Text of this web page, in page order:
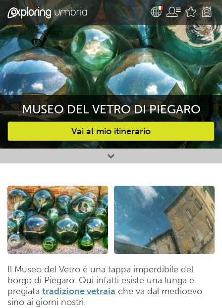
MUSEO DEL VETRO DI PIEGARO
Vai al mio itinerario
Attività preferite
Il Museo del Vetro è una tappa imperdibile del
borgo di Piegaro. Qui infatti esiste una lunga e
pregiata tradizione vetraia che va dal medioevo
sino ai giorni nostri.